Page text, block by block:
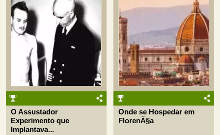
O Assustador
Experimento que
Implantava...
Onde se Hospedar em
FlorenÃ§a